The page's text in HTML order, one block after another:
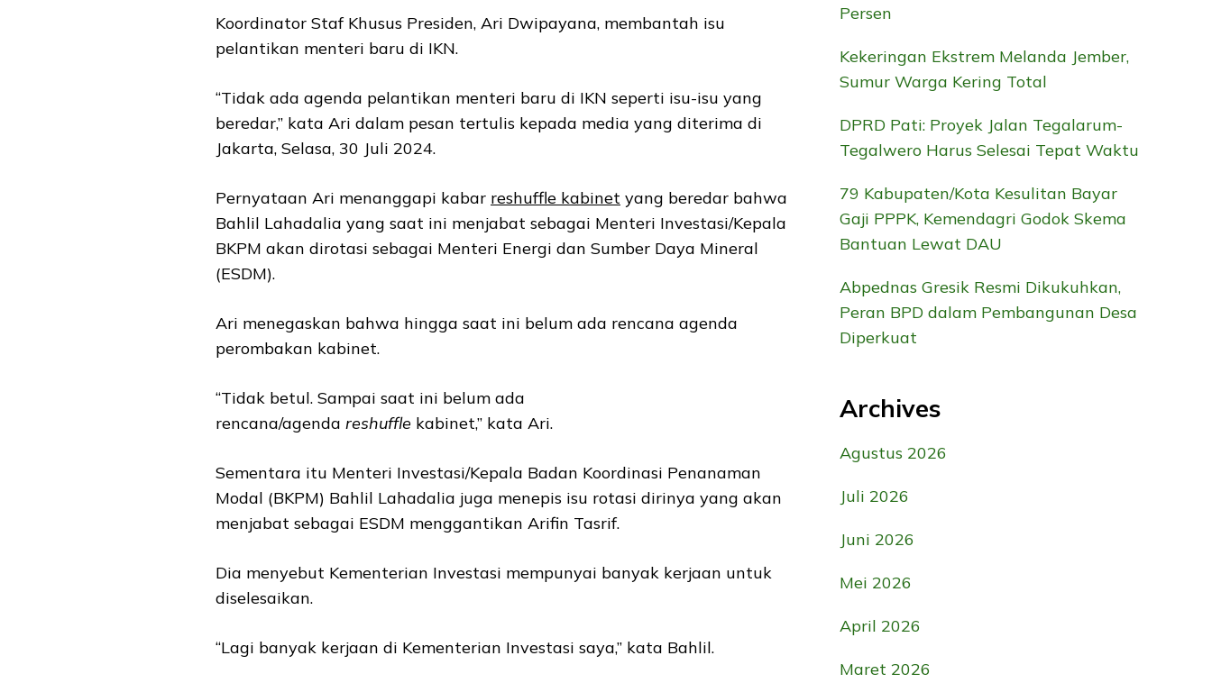
Koordinator Staf Khusus Presiden, Ari Dwipayana, membantah isu
pelantikan menteri baru di IKN.
“Tidak ada agenda pelantikan menteri baru di IKN seperti isu-isu yang
beredar,” kata Ari dalam pesan tertulis kepada media yang diterima di
Jakarta, Selasa, 30 Juli 2024.
Pernyataan Ari menanggapi kabar reshuffle kabinet yang beredar bahwa
Bahlil Lahadalia yang saat ini menjabat sebagai Menteri Investasi/Kepala
BKPM akan dirotasi sebagai Menteri Energi dan Sumber Daya Mineral
(ESDM).
Ari menegaskan bahwa hingga saat ini belum ada rencana agenda
perombakan kabinet.
“Tidak betul. Sampai saat ini belum ada
rencana/agenda reshuffle kabinet,” kata Ari.
Sementara itu Menteri Investasi/Kepala Badan Koordinasi Penanaman
Modal (BKPM) Bahlil Lahadalia juga menepis isu rotasi dirinya yang akan
menjabat sebagai ESDM menggantikan Arifin Tasrif.
Dia menyebut Kementerian Investasi mempunyai banyak kerjaan untuk
diselesaikan.
“Lagi banyak kerjaan di Kementerian Investasi saya,” kata Bahlil.
Persen
Kekeringan Ekstrem Melanda Jember,
Sumur Warga Kering Total
DPRD Pati: Proyek Jalan Tegalarum-
Tegalwero Harus Selesai Tepat Waktu
79 Kabupaten/Kota Kesulitan Bayar
Gaji PPPK, Kemendagri Godok Skema
Bantuan Lewat DAU
Abpednas Gresik Resmi Dikukuhkan,
Peran BPD dalam Pembangunan Desa
Diperkuat
Archives
Agustus 2026
Juli 2026
Juni 2026
Mei 2026
April 2026
Maret 2026